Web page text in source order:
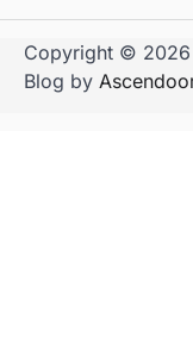
Copyright © 2026
Blog by